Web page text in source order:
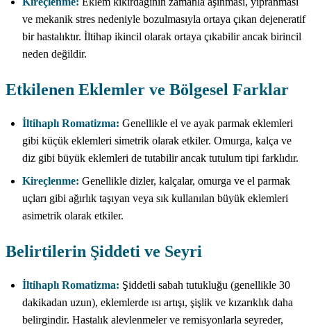
ve mekanik stres nedeniyle bozulmasıyla ortaya çıkan dejeneratif
bir hastalıktır. İltihap ikincil olarak ortaya çıkabilir ancak birincil
neden değildir.
Etkilenen Eklemler ve Bölgesel Farklar
İltihaplı Romatizma: Genellikle el ve ayak parmak eklemleri
gibi küçük eklemleri simetrik olarak etkiler. Omurga, kalça ve
diz gibi büyük eklemleri de tutabilir ancak tutulum tipi farklıdır.
Kireçlenme: Genellikle dizler, kalçalar, omurga ve el parmak
uçları gibi ağırlık taşıyan veya sık kullanılan büyük eklemleri
asimetrik olarak etkiler.
Belirtilerin Şiddeti ve Seyri
İltihaplı Romatizma: Şiddetli sabah tutukluğu (genellikle 30
dakikadan uzun), eklemlerde ısı artışı, şişlik ve kızarıklık daha
belirgindir. Hastalık alevlenmeler ve remisyonlarla seyreder,